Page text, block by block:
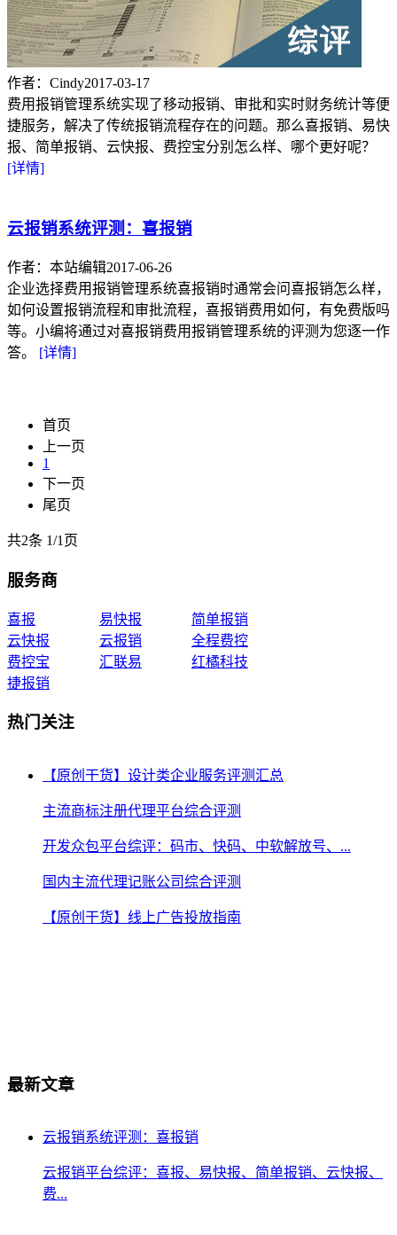
作者：Cindy2017-03-17
费用报销管理系统实现了移动报销、审批和实时财务统计等便
捷服务，解决了传统报销流程存在的问题。那么喜报销、易快
报、简单报销、云快报、费控宝分别怎么样、哪个更好呢？
[详情]
云报销系统评测：喜报销
作者：本站编辑2017-06-26
企业选择费用报销管理系统喜报销时通常会问喜报销怎么样，
如何设置报销流程和审批流程，喜报销费用如何，有免费版吗
等。小编将通过对喜报销费用报销管理系统的评测为您逐一作
答。 [详情]
首页
上一页
1
下一页
尾页
共2条 1/1页
服务商
喜报 易快报
简单报销
云快报
云报销
全程费控
费控宝
汇联易
红橘科技
捷报销
热门关注
【原创干货】设计类企业服务评测汇总
主流商标注册代理平台综合评测
开发众包平台综评：码市、快码、中软解放号、...
国内主流代理记账公司综合评测
【原创干货】线上广告投放指南
最新文章
云报销系统评测：喜报销
云报销平台综评：喜报、易快报、简单报销、云快报、
费...